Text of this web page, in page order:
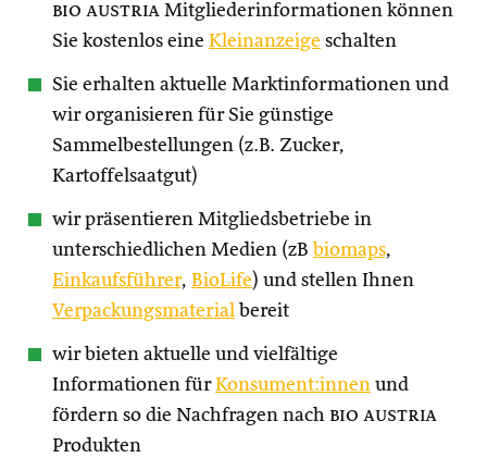
bio austria Mitgliederinformationen können
Sie kostenlos eine Kleinanzeige schalten
Sie erhalten aktuelle Marktinformationen und
wir organisieren für Sie günstige
Sammelbestellungen (z.B. Zucker,
Kartoffelsaatgut)
wir präsentieren Mitgliedsbetriebe in
unterschiedlichen Medien (zB biomaps,
Einkaufsführer, BioLife) und stellen Ihnen
Verpackungsmaterial bereit
wir bieten aktuelle und vielfältige
Informationen fürKonsument:innen und
fördern so die Nachfragen nach bio austria
Produkten